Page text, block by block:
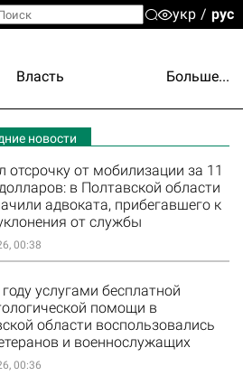
укр рус
Власть Больше...
новости
отсрочку от мобилизации за 11
в Полтавской области
адвоката, прибегавшего к
от службы
00:38
услугами бесплатной
помощи в
области воспользовались
и военнослужащих
00:36